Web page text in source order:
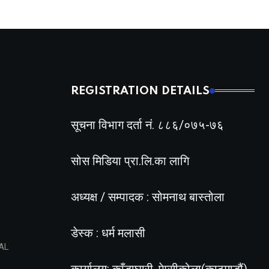
REGISTRATION DETAILS
सूचना विभाग दर्ता नं. ८८६/०७५-७६
सोस मिडिया प्रा.लि.का लागि
अध्यक्ष / सम्पादक : सोमनाथ बास्तोला
डेस्क : धर्म मलासी